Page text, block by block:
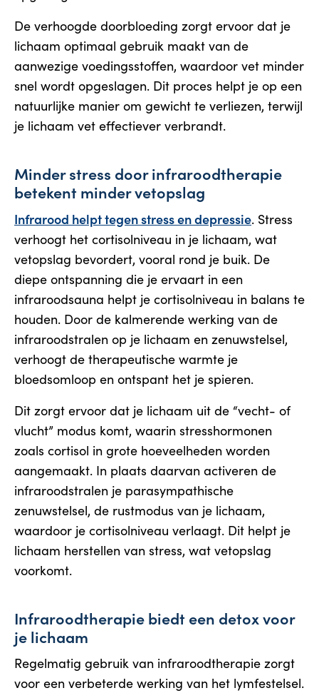
De verhoogde doorbloeding zorgt ervoor dat je
lichaam optimaal gebruik maakt van de
aanwezige voedingsstoffen, waardoor vet minder
snel wordt opgeslagen. Dit proces helpt je op een
natuurlijke manier om gewicht te verliezen, terwijl
je lichaam vet effectiever verbrandt.
Minder stress door infraroodtherapie
betekent minder vetopslag
Infrarood helpt tegen stress en depressie. Stress
verhoogt het cortisolniveau in je lichaam, wat
vetopslag bevordert, vooral rond je buik. De
diepe ontspanning die je ervaart in een
infraroodsauna helpt je cortisolniveau in balans te
houden. Door de kalmerende werking van de
infraroodstralen op je lichaam en zenuwstelsel,
verhoogt de therapeutische warmte je
bloedsomloop en ontspant het je spieren.
Dit zorgt ervoor dat je lichaam uit de “vecht- of
vlucht” modus komt, waarin stresshormonen
zoals cortisol in grote hoeveelheden worden
aangemaakt. In plaats daarvan activeren de
infraroodstralen je parasympathische
zenuwstelsel, de rustmodus van je lichaam,
waardoor je cortisolniveau verlaagt. Dit helpt je
lichaam herstellen van stress, wat vetopslag
voorkomt.
Infraroodtherapie biedt een detox voor
je lichaam
Regelmatig gebruik van infraroodtherapie zorgt
voor een verbeterde werking van het lymfestelsel.